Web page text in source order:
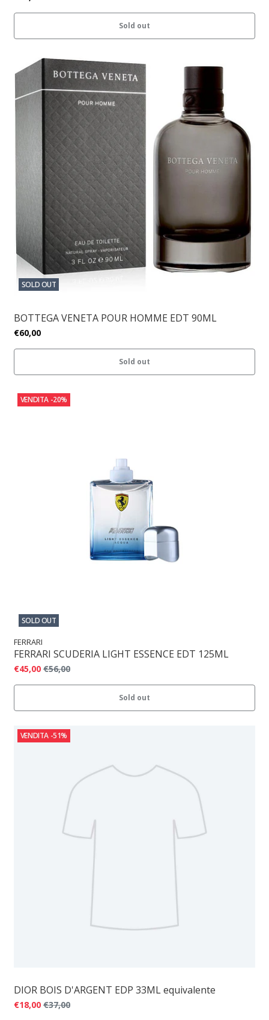
Sold out
SOLD OUT
BOTTEGA VENETA POUR HOMME EDT 90ML
€60,00
Sold out
VENDITA -20%
SOLD OUT
FERRARI
FERRARI SCUDERIA LIGHT ESSENCE EDT 125ML
€45,00 €56,00
Sold out
VENDITA -51%
DIOR BOIS D'ARGENT EDP 33ML equivalente
€18,00 €37,00